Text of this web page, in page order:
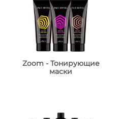
Zoom - Тонирующие
маски